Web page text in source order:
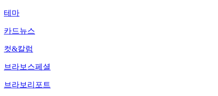
테마
카드뉴스
컷&칼럼
브라보스페셜
브라보리포트